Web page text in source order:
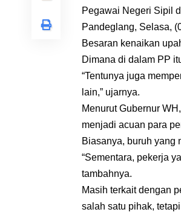
Pegawai Negeri Sipil
Pandeglang, Selasa,
Besaran kenaikan
Dimana di dalam PP
“Tentunya juga
lain,” ujarnya.
Menurut Gubernur
menjadi acuan para
Biasanya, buruh yang
“Sementara, pekerja
tambahnya.
Masih terkait dengan
salah satu pihak,